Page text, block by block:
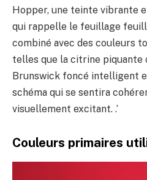
Hopper, une teinte vibrante
qui rappelle le feuillage
combiné avec des couleurs
telles que la citrine
Brunswick foncé intelligent
schéma qui se sentira
visuellement excitant. .’
Couleurs primaires